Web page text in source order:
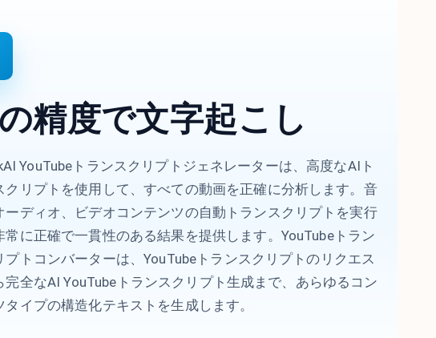
精度で文字起こし
YouTubeトランスクリプトジェネレーターは、高度なAIト
クリプトを使用して、すべての動画を正確に分析します。音
ーディオ、ビデオコンテンツの自動トランスクリプトを実行
常に正確で一貫性のある結果を提供します。YouTubeトラン
プトコンバーターは、YouTubeトランスクリプトのリクエス
完全なAI YouTubeトランスクリプト生成まで、あらゆるコン
タイプの構造化テキストを生成します。